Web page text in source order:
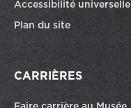
Accessibilité universelle
Plan du site
CARRIÈRES